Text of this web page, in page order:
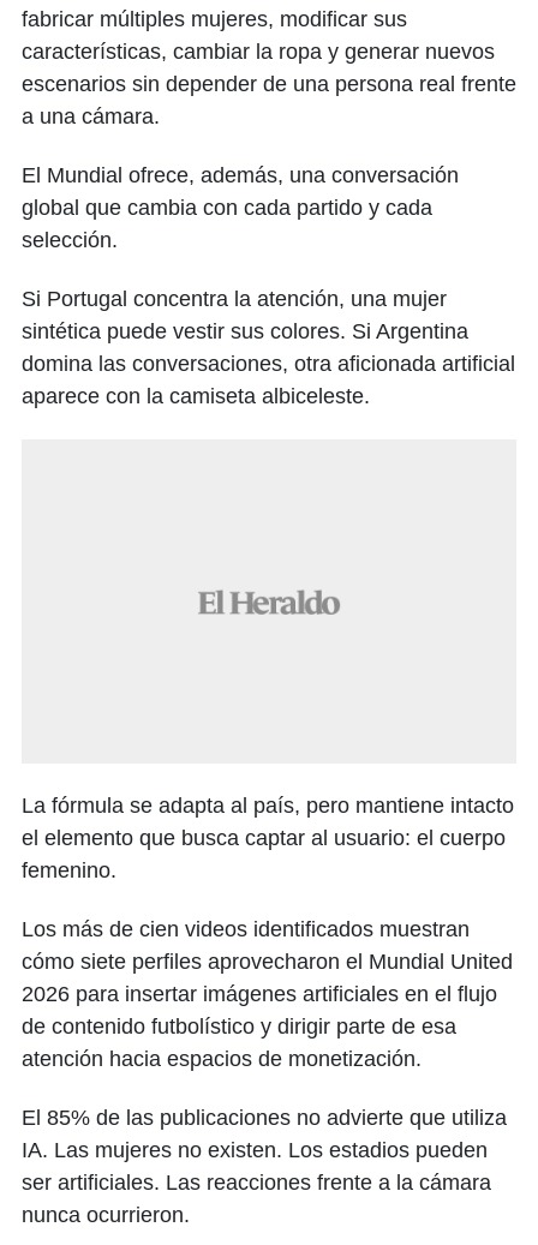
fabricar múltiples mujeres, modificar sus
características, cambiar la ropa y generar nuevos
escenarios sin depender de una persona real frente
a una cámara.
El Mundial ofrece, además, una conversación
global que cambia con cada partido y cada
selección.
Si Portugal concentra la atención, una mujer
sintética puede vestir sus colores. Si Argentina
domina las conversaciones, otra aficionada artificial
aparece con la camiseta albiceleste.
La fórmula se adapta al país, pero mantiene intacto
el elemento que busca captar al usuario: el cuerpo
femenino.
Los más de cien videos identificados muestran
cómo siete perfiles aprovecharon el Mundial United
2026 para insertar imágenes artificiales en el flujo
de contenido futbolístico y dirigir parte de esa
atención hacia espacios de monetización.
El 85% de las publicaciones no advierte que utiliza
IA. Las mujeres no existen. Los estadios pueden
ser artificiales. Las reacciones frente a la cámara
nunca ocurrieron.